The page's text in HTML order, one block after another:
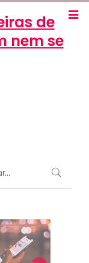
de
nem se